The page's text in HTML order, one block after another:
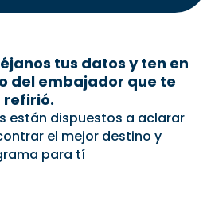
tus datos y ten en
del embajador que te
refirió.
están dispuestos a aclarar
el mejor destino y
para tí